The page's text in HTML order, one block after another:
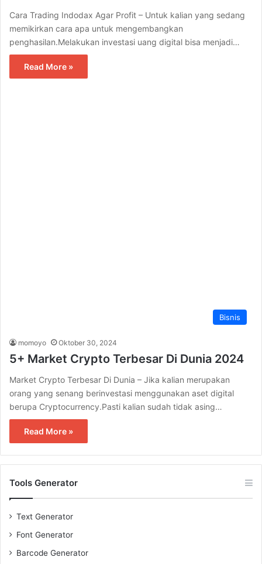
Cara Trading Indodax Agar Profit – Untuk kalian yang sedang
memikirkan cara apa untuk mengembangkan
penghasilan.Melakukan investasi uang digital bisa menjadi…
Read More »
Bisnis
momoyo Oktober 30, 2024
5+ Market Crypto Terbesar Di Dunia 2024
Market Crypto Terbesar Di Dunia – Jika kalian merupakan
orang yang senang berinvestasi menggunakan aset digital
berupa Cryptocurrency.Pasti kalian sudah tidak asing…
Read More »
Tools Generator
Text Generator
Font Generator
Barcode Generator